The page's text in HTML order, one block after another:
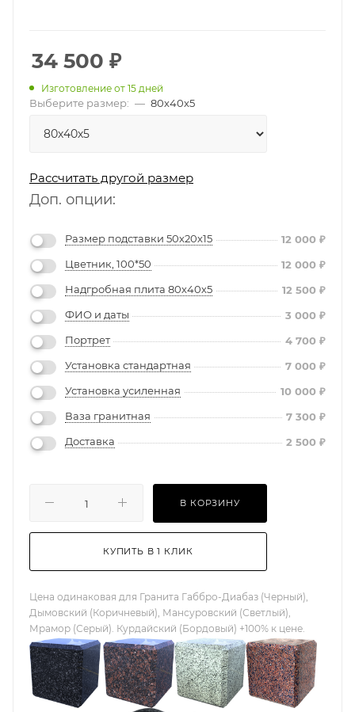
34 500 ₽
Изготовление от 15 дней
Выберите размер: — 80х40х5
Рассчитать другой размер
Доп. опции:
Размер подставки 50х20х15 12 000 ₽
Цветник, 100*50
12 000 ₽
Надгробная плита 80х40х5
12 500 ₽
ФИО и даты
3 000 ₽
Портрет
4 700 ₽
Установка стандартная
7 000 ₽
Установка усиленная
10 000 ₽
Ваза гранитная
7 300 ₽
Доставка
2 500 ₽
В КОРЗИНУ
КУПИТЬ В 1 КЛИК
Цена одинаковая для Гранита Габбро-Диабаз (Черный),
Дымовский (Коричневый), Мансуровский (Светлый),
Мрамор (Серый). Курдайский (Бордовый) +100% к цене.